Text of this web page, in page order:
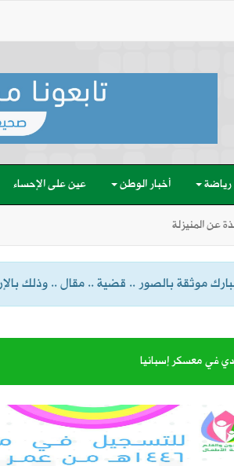
رياضة أخبار الوطن عين على الإحساء
عن المنيزلة
موثقة بالصور .. قضية .. مقال .. وذلك بالإرسال
في معسكر إسبانيا
يحسم الجاهزية ونوفمبر موعد الانطلاق
والطرف لتعزيز السلامة المرورية وكفاءة طرق